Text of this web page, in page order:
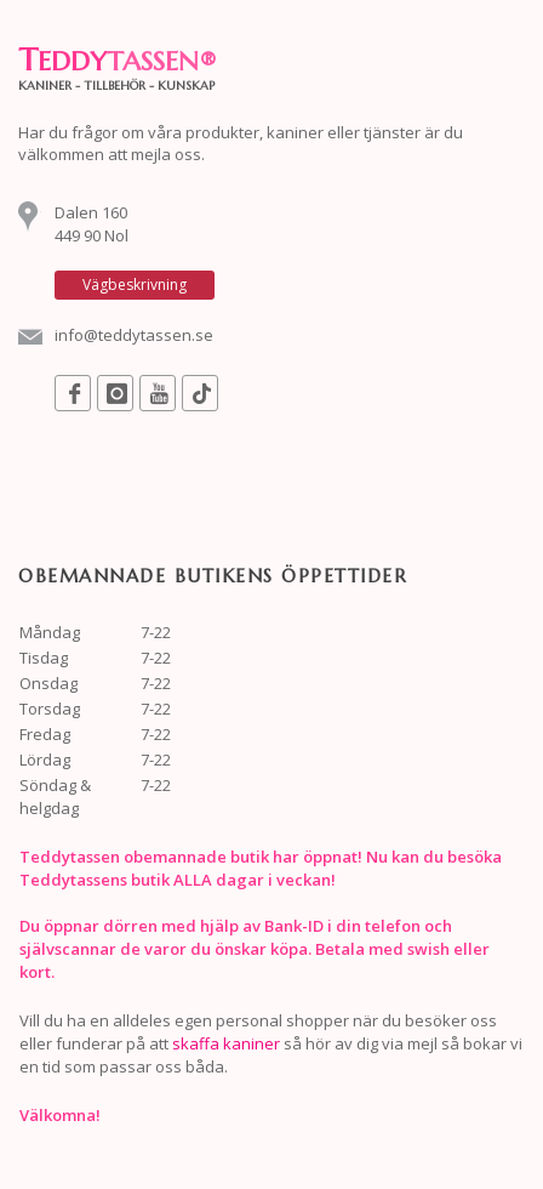
TEDDYTASSEN®
KANINER - TILLBEHÖR - KUNSKAP
Har du frågor om våra produkter, kaniner eller tjänster är du
välkommen att mejla oss.
Dalen 160
449 90 Nol
Vägbeskrivning
info@teddytassen.se
OBEMANNADE BUTIKENS ÖPPETTIDER
Måndag
7-22
Tisdag
7-22
Onsdag
7-22
Torsdag
7-22
Fredag
7-22
Lördag
7-22
Söndag &
helgdag
7-22
Teddytassen obemannade butik har öppnat! Nu kan du besöka
Teddytassens butik ALLA dagar i veckan!
Du öppnar dörren med hjälp av Bank-ID i din telefon och
självscannar de varor du önskar köpa. Betala med swish eller
kort.
Vill du ha en alldeles egen personal shopper när du besöker oss
eller funderar på att skaffa kaniner så hör av dig via mejl så bokar vi
en tid som passar oss båda.
Välkomna!